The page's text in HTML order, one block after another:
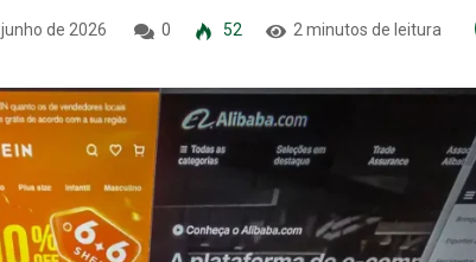
de 2026 0 52 2 minutos de leitura